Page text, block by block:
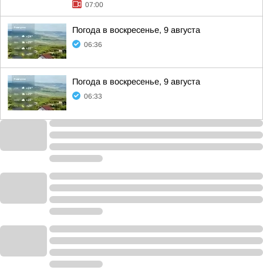
07:00
Погода в воскресенье, 9 августа
06:36
Погода в воскресенье, 9 августа
06:33